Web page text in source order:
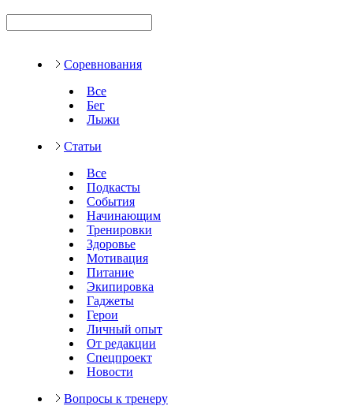
Соревнования
Все
Бег
Лыжи
Статьи
Все
Подкасты
События
Начинающим
Тренировки
Здоровье
Мотивация
Питание
Экипировка
Гаджеты
Герои
Личный опыт
От редакции
Спецпроект
Новости
Вопросы к тренеру